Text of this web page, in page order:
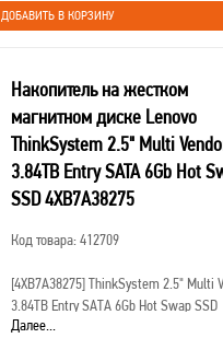
ДОБАВИТЬ В КОРЗИНУ
Накопитель на жестком
магнитном диске Lenovo
ThinkSystem 2.5" Multi
3.84TB Entry SATA 6Gb Hot
SSD 4XB7A38275
Код товара: 412709
[4XB7A38275]ThinkSystem 2.5" Multi
3.84TB Entry SATA 6Gb Hot Swap SSD
Далее...